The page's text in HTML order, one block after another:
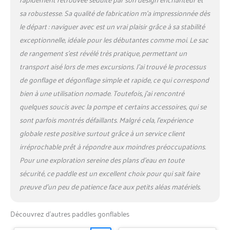
sa robustesse. Sa qualité de fabrication m’a impressionnée dès
le départ : naviguer avec est un vrai plaisir grâce à sa stabilité
exceptionnelle, idéale pour les débutantes comme moi. Le sac
de rangement s’est révélé très pratique, permettant un
transport aisé lors de mes excursions. J’ai trouvé le processus
de gonflage et dégonflage simple et rapide, ce qui correspond
bien à une utilisation nomade. Toutefois, j’ai rencontré
quelques soucis avec la pompe et certains accessoires, qui se
sont parfois montrés défaillants. Malgré cela, l’expérience
globale reste positive surtout grâce à un service client
irréprochable prêt à répondre aux moindres préoccupations.
Pour une exploration sereine des plans d’eau en toute
sécurité, ce paddle est un excellent choix pour qui sait faire
preuve d’un peu de patience face aux petits aléas matériels.
Découvrez d’autres paddles gonflables